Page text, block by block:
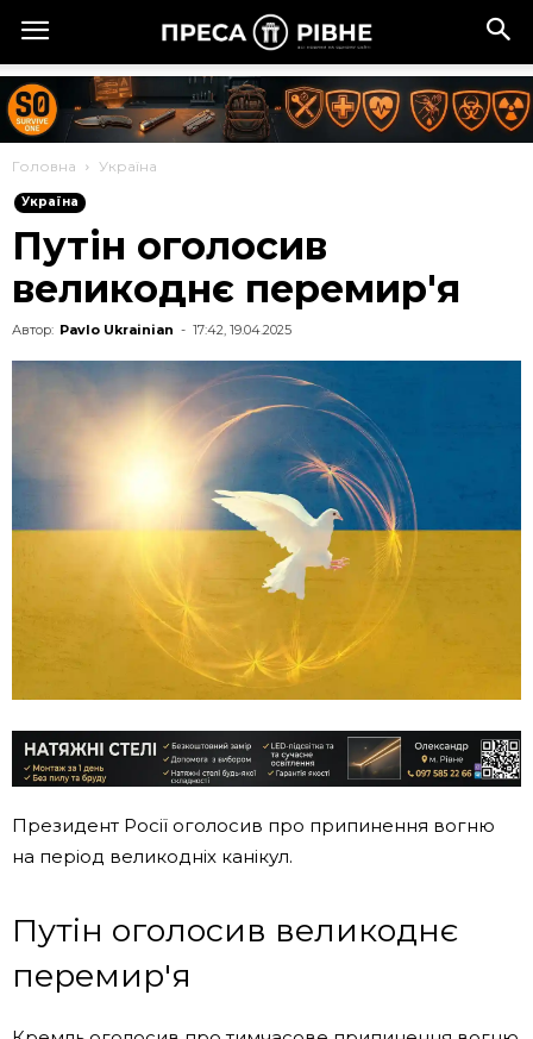
Головна Україна
Україна
Путін оголосив
великоднє перемир'я
Автор: Pavlo Ukrainian - 17:42, 19.04.2025
Президент Росії оголосив про припинення вогню
на період великодніх канікул.
Путін оголосив великоднє
перемир'я